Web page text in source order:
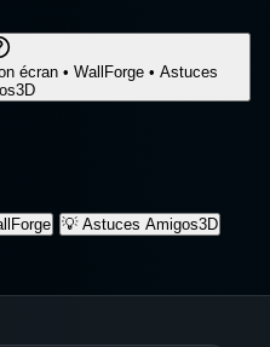
écran • WallForge • Astuces
💡 Astuces Amigos3D